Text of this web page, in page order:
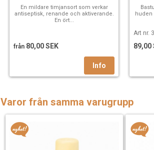
En mildare timjansort som verkar
antiseptisk, renande och aktiverande.
En ört...
från 80,00 SEK
Art nr.
89,00
Varor från samma varugrupp